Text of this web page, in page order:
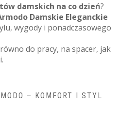
damskich na co dzień?
Damskie Eleganckie
wygody i ponadczasowego
do pracy, na spacer, jak
– KOMFORT I STYL